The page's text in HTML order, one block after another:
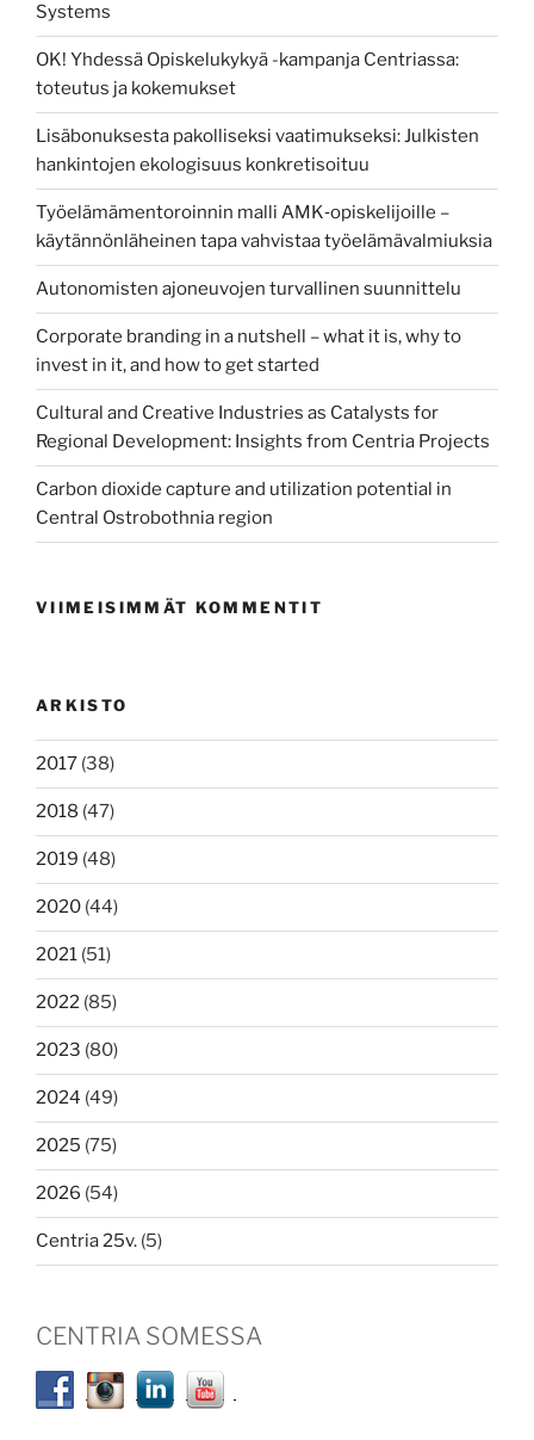
Systems
OK! Yhdessä Opiskelukykyä -kampanja Centriassa:
toteutus ja kokemukset
Lisäbonuksesta pakolliseksi vaatimukseksi: Julkisten
hankintojen ekologisuus konkretisoituu
Työelämämentoroinnin malli AMK‑opiskelijoille –
käytännönläheinen tapa vahvistaa työelämävalmiuksia
Autonomisten ajoneuvojen turvallinen suunnittelu
Corporate branding in a nutshell – what it is, why to
invest in it, and how to get started
Cultural and Creative Industries as Catalysts for
Regional Development: Insights from Centria Projects
Carbon dioxide capture and utilization potential in
Central Ostrobothnia region
VIIMEISIMMÄT KOMMENTIT
ARKISTO
2017 (38)
2018 (47)
2019 (48)
2020 (44)
2021 (51)
2022 (85)
2023 (80)
2024 (49)
2025 (75)
2026 (54)
Centria 25v. (5)
CENTRIA SOMESSA